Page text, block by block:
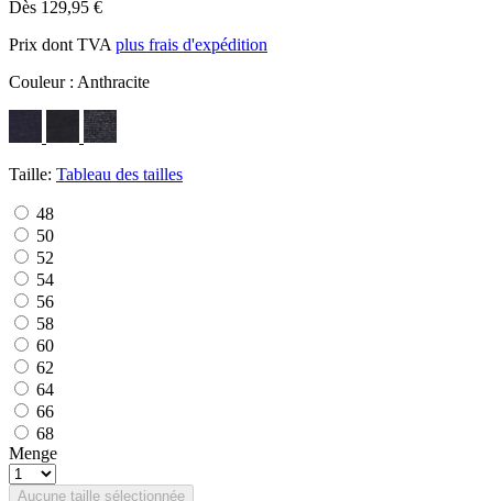
Dès 129,95 €
Prix dont TVA plus frais d'expédition
Couleur : Anthracite
Taille: Tableau des tailles
48
50
52
54
56
58
60
62
64
66
68
Menge
Aucune taille sélectionnée